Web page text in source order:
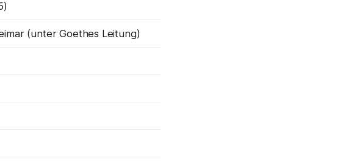
(unter Goethes Leitung)